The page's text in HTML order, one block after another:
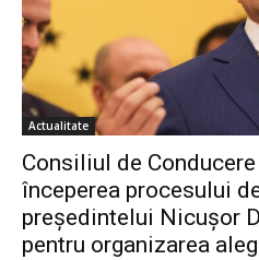
Actualitate
Consiliul de
începerea procesului
președintelui Nicușor
pentru organizarea